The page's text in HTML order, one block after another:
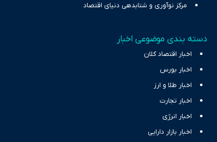
مرکز نوآوری و شتابدهی دنیای اقتصاد
دسته بندی موضوعی اخبار
اخبار اقتصاد کلان
اخبار بورس
اخبار طلا و ارز
اخبار تجارت
اخبار انرژی
اخبار بازار دارایی